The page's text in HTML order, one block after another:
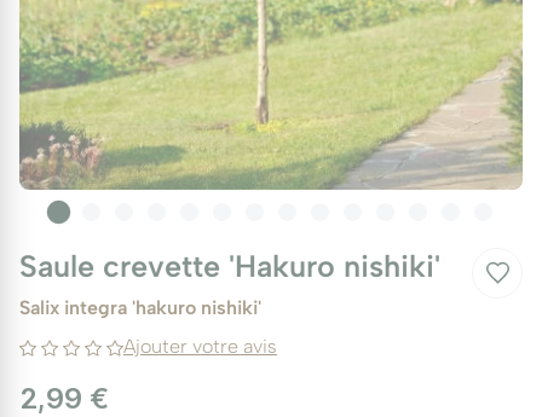
Saule crevette 'Hakuro nishiki'
Salix integra 'hakuro nishiki'
Ajouter votre avis
2,99 €